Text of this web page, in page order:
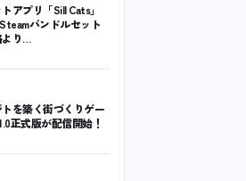
アプリ「Sill Cats」
バンドルセット
より…
を築く街づくりゲー
正式版が配信開始！